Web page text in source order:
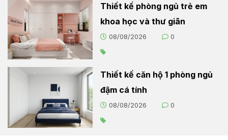
Thiết kế phòng ngủ trẻ em
khoa học và thư giãn
08/08/2026 0
Thiết kế căn hộ 1 phòng ngủ
đậm cá tính
08/08/2026 0